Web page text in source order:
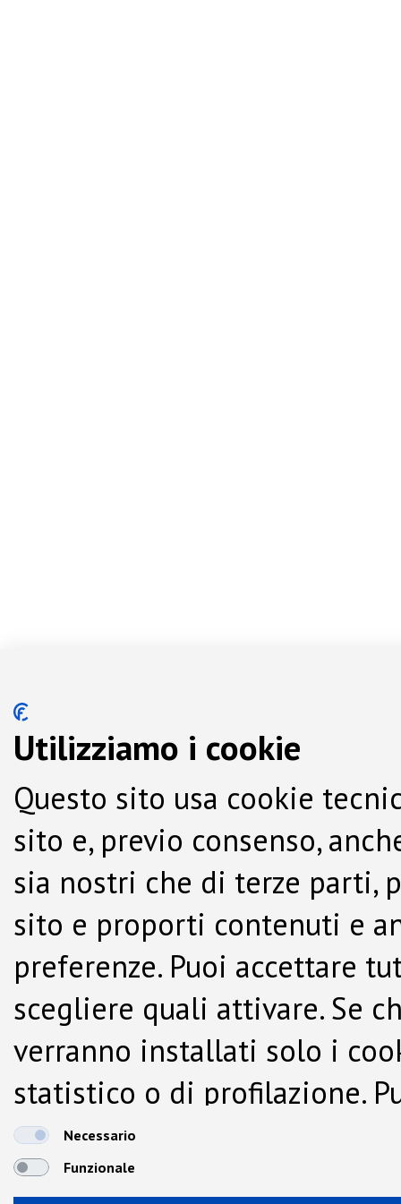
Utilizziamo i cookie
Questo sito usa cookie
sito e, previo consenso,
sia nostri che di terze parti,
sito e proporti contenuti e
preferenze. Puoi accettare
scegliere quali attivare. Se
verranno installati solo i
statistico o di profilazione.
dalla Cookie Policy.
Necessario
Funzionale